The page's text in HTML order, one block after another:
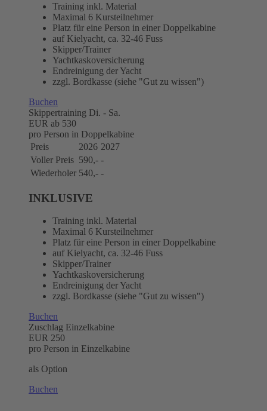
Training inkl. Material
Maximal 6 Kursteilnehmer
Platz für eine Person in einer Doppelkabine
auf Kielyacht, ca. 32-46 Fuss
Skipper/Trainer
Yachtkaskoversicherung
Endreinigung der Yacht
zzgl. Bordkasse (siehe "Gut zu wissen")
Buchen
Skippertraining Di. - Sa.
EUR ab 530
pro Person in Doppelkabine
Preis
2026 2027
Voller Preis 590,- -
Wiederholer 540,- -
INKLUSIVE
Training inkl. Material
Maximal 6 Kursteilnehmer
Platz für eine Person in einer Doppelkabine
auf Kielyacht, ca. 32-46 Fuss
Skipper/Trainer
Yachtkaskoversicherung
Endreinigung der Yacht
zzgl. Bordkasse (siehe "Gut zu wissen")
Buchen
Zuschlag Einzelkabine
EUR 250
pro Person in Einzelkabine
als Option
Buchen